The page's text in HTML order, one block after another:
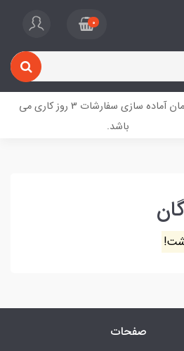
0
زمان آماده سازی سفارشات 3 روز کاری می
باشد.
صفحات